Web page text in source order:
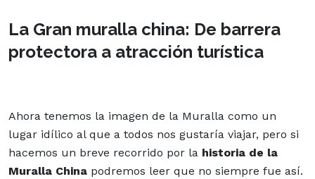
La Gran muralla china: De barrera
protectora a atracción turística
Ahora tenemos la imagen de la Muralla como un
lugar idílico al que a todos nos gustaría viajar, pero si
hacemos un breve recorrido por la historia de la
Muralla China podremos leer que no siempre fue así.